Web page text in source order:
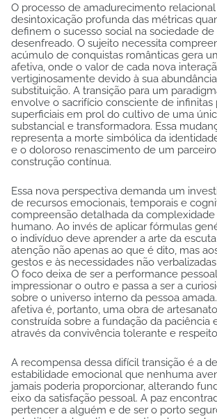
O processo de amadurecimento
desintoxicação profunda das métricas
definem o sucesso social na sociedade
desenfreado. O sujeito necessita
acúmulo de conquistas românticas gera
afetiva, onde o valor de cada nova
vertiginosamente devido à sua
substituição. A transição para um
envolve o sacrifício consciente de infinitas
superficiais em prol do cultivo de uma
substancial e transformadora. Essa
representa a morte simbólica da
e o doloroso renascimento de um
construção contínua.
Essa nova perspectiva demanda um
de recursos emocionais, temporais e
compreensão detalhada da
humano. Ao invés de aplicar fórmulas
o indivíduo deve aprender a arte da
atenção não apenas ao que é dito, mas
gestos e às necessidades não
O foco deixa de ser a performance
impressionar o outro e passa a ser a
sobre o universo interno da pessoa
afetiva é, portanto, uma obra de
construída sobre a fundação da paciência
através da convivência tolerante e
A recompensa dessa difícil transição é a
estabilidade emocional que nenhuma
jamais poderia proporcionar, alterando
eixo da satisfação pessoal. A paz
pertencer a alguém e de ser o porto